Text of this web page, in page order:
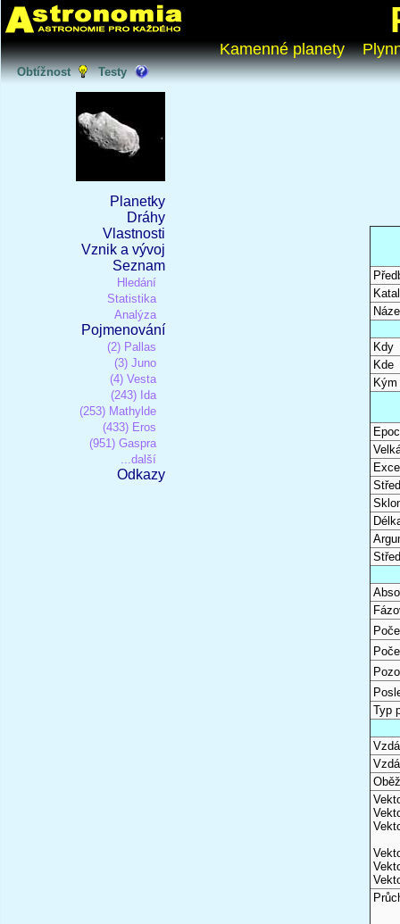
Kamenné planety
Obtížnost Testy
Planetky
Dráhy
Vlastnosti
Vznik a vývoj
Seznam
Hledání
Statistika
Analýza
Pojmenování
(2) Pallas
(3) Juno
(4) Vesta
(243) Ida
(253) Mathylde
(433) Eros
(951) Gaspra
...další
Odkazy
Kdy
Kde
Kým
Typ